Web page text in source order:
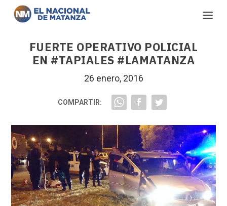
FUERTE OPERATIVO POLICIAL
EN #TAPIALES #LAMATANZA
26 enero, 2016
COMPARTIR: